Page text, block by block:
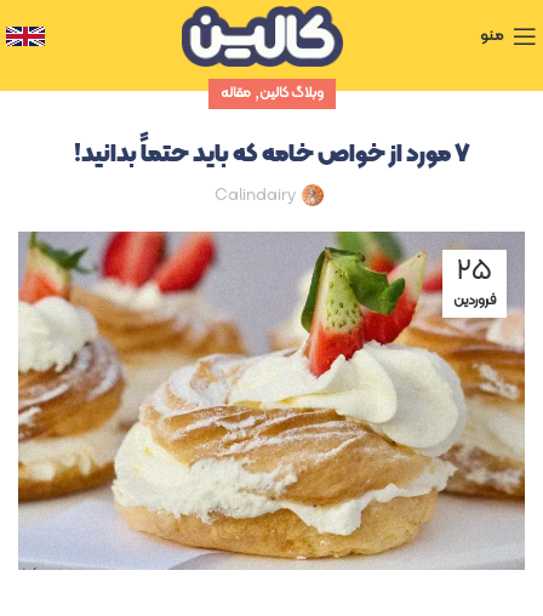
منو
وبلاگ کالین,مقاله
۷ مورد از خواص خامه که باید حتماً بدانید!
Calindairy
۲۵
فروردین